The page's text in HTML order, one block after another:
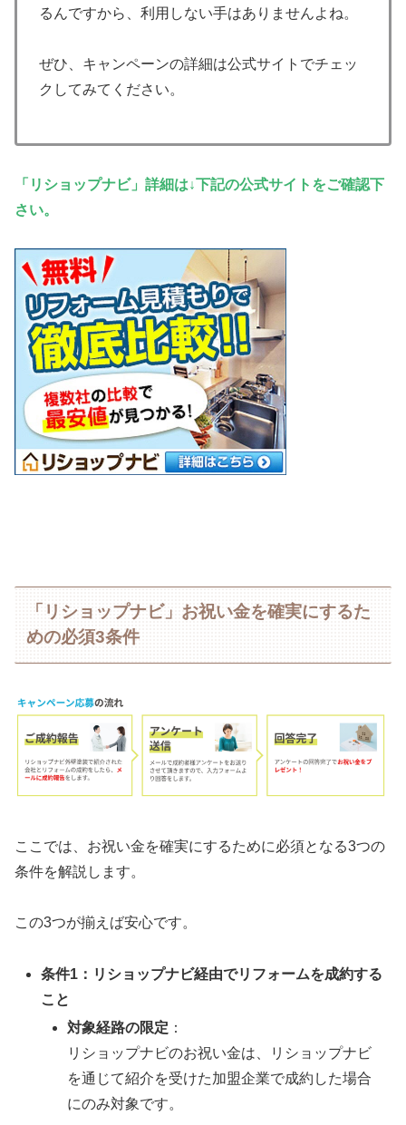
るんですから、利用しない手はありませんよね。
ぜひ、キャンペーンの詳細は公式サイトでチェッ
クしてみてください。
「リショップナビ」詳細は↓下記の公式サイトをご確認下
さい。
「リショップナビ」お祝い金を確実にするた
めの必須3条件
ここでは、お祝い金を確実にするために必須となる3つの
条件を解説します。
この3つが揃えば安心です。
条件1：リショップナビ経由でリフォームを成約する
こと
対象経路の限定 ：
リショップナビのお祝い金は、リショップナビ
を通じて紹介を受けた加盟企業で成約した場合
にのみ対象です。